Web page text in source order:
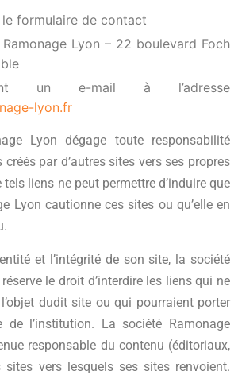
le formulaire de contact
Lyon – 22 boulevard Foch
un e-mail à l’adresse
lyon.fr
Lyon dégage toute responsabilité
par d’autres sites vers ses propres
tels liens ne peut permettre d’induire que
Lyon cautionne ces sites ou qu’elle en
et l’intégrité de son site, la société
le droit d’interdire les liens qui ne
dudit site ou qui pourraient porter
de l’institution. La société Ramonage
responsable du contenu (éditoriaux,
vers lesquels ses sites renvoient.